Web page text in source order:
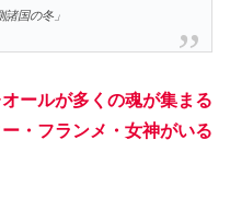
国の冬」
ールが多くの魂が集まる
・フランメ・女神がいる